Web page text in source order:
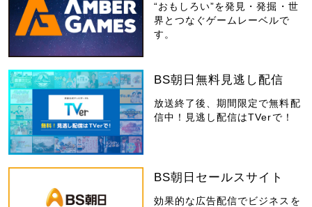
“おもしろい”を発見・発掘・世
界とつなぐゲームレーベルで
す。
BS朝日無料見逃し配信
放送終了後、期間限定で無料配
信中！見逃し配信はTVerで！
BS朝日セールスサイト
効果的な広告配信でビジネスを